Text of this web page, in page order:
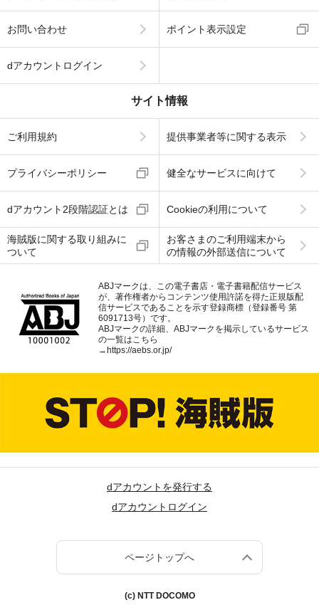
お問い合わせ ポイント表示設定
dアカウントログイン
サイト情報
ご利用規約 提供事業者等に関する表示
プライバシーポリシー 健全なサービスに向けて
dアカウント2段階認証とは Cookieの利用について
海賊版に関する取り組みに
ついて
お客さまのご利用端末から
の情報の外部送信について
ABJマークは、この電子書店・電子書籍配信サービス
が、著作権者からコンテンツ使用許諾を得た正規版配
信サービスであることを示す登録商標（登録番号 第
6091713号）です。
ABJマークの詳細、ABJマークを掲示しているサービス
の一覧はこちら
→ https://aebs.or.jp/
dアカウントを発行する
dアカウントログイン
ページトップへ
(c) NTT DOCOMO